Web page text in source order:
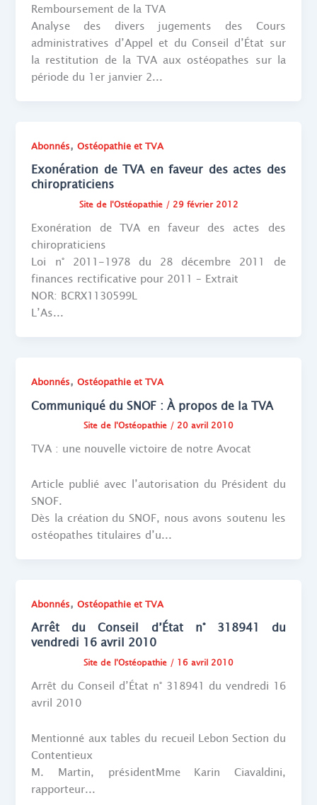
Remboursement de la TVA
Analyse des divers jugements des Cours
administratives d’Appel et du Conseil d’État sur
la restitution de la TVA aux ostéopathes sur la
période du 1er janvier 2...
Abonnés,Ostéopathie et TVA
Exonération de TVA en faveur des actes des
chiropraticiens
Site de l'Ostéopathie/ 29 février 2012
Exonération de TVA en faveur des actes des
chiropraticiens
Loi n° 2011-1978 du 28 décembre 2011 de
finances rectificative pour 2011 – Extrait
NOR: BCRX1130599L
L’As...
Abonnés,Ostéopathie et TVA
Communiqué du SNOF : À propos de la TVA
Site de l'Ostéopathie / 20 avril 2010
TVA : une nouvelle victoire de notre Avocat
Article publié avec l’autorisation du Président du
SNOF.
Dès la création du SNOF, nous avons soutenu les
ostéopathes titulaires d’u...
Abonnés,Ostéopathie et TVA
Arrêt du Conseil d’État n° 318941 du
vendredi 16 avril 2010
Site de l'Ostéopathie / 16 avril 2010
Arrêt du Conseil d’État n° 318941 du vendredi 16
avril 2010
Mentionné aux tables du recueil Lebon Section du
Contentieux
M. Martin, présidentMme Karin Ciavaldini,
rapporteur...